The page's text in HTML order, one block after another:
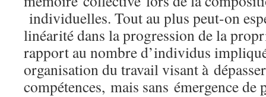
individuelles. Tout au plus peut-on
linéarité dans la progression de la
rapport au nombre d’individus
organisation du travail visant à
compétences, mais sans émergence de